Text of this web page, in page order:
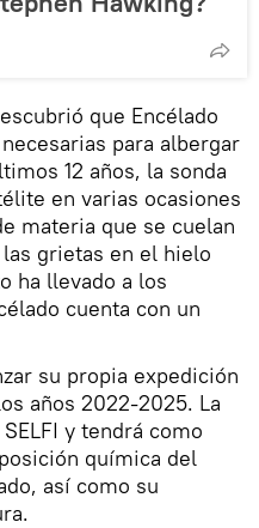
que Encélado
para albergar
12 años, la sonda
en varias ocasiones
materia que se cuelan
grietas en el hielo
ha llevado a los
cuenta con un
su propia expedición
años 2022-2025. La
y tendrá como
química del
así como su